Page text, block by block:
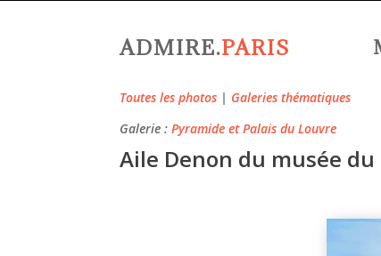
ADMIRE.PARIS
Toutes les photos | Galeries thématiques
Galerie :Pyramide et Palais du Louvre
Aile Denon du musée du